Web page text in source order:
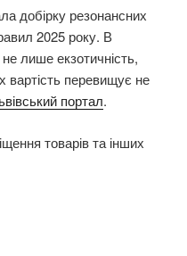
добірку резонансних
2025 року. В
лише екзотичність,
перевищує не
портал.
товарів та інших